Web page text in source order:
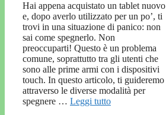
Hai appena acquistato un tablet nuovo
e, dopo averlo utilizzato per un po’, ti
trovi in una situazione di panico: non
sai come spegnerlo. Non
preoccuparti! Questo è un problema
comune, soprattutto tra gli utenti che
sono alle prime armi con i dispositivi
touch. In questo articolo, ti guideremo
attraverso le diverse modalità per
spegnere … Leggi tutto